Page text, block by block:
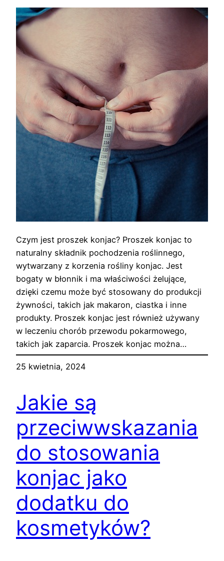
Czym jest proszek konjac? Proszek konjac to
naturalny składnik pochodzenia roślinnego,
wytwarzany z korzenia rośliny konjac. Jest
bogaty w błonnik i ma właściwości żelujące,
dzięki czemu może być stosowany do produkcji
żywności, takich jak makaron, ciastka i inne
produkty. Proszek konjac jest również używany
w leczeniu chorób przewodu pokarmowego,
takich jak zaparcia. Proszek konjac można…
25 kwietnia, 2024
Jakie są
przeciwwskazania
do stosowania
konjac jako
dodatku do
kosmetyków?